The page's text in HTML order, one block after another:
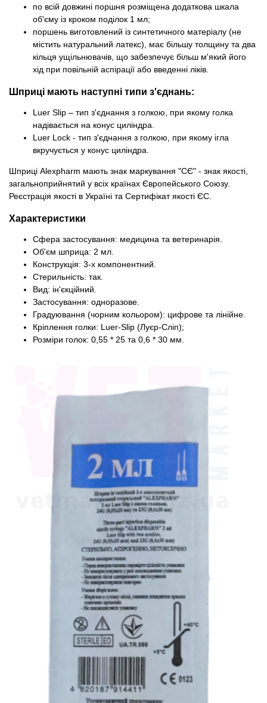
по всій довжині поршня розміщена додаткова шкала
об'єму із кроком поділок 1 мл;
поршень виготовлений із синтетичного матеріалу (не
містить натуральний латекс), має більшу толщину та два
кільця ущільнювачів, що забезпечує більш м'який його
хід при повільній аспірації або введенні ліків.
Шприці мають наступні типи з'єднань:
Luer Slip – тип з'єднання з голкою, при якому голка
надівається на конус циліндра.
Luer Lock - тип з'єднання з голкою, при якому ігла
вкручується у конус циліндра.
Шприці Alexpharm мають знак маркування "СЄ" - знак якості,
загальноприйнятий у всіх країнах Європейського Союзу.
Реєстрація якості в Україні та Сертифікат якості ЄС.
Характеристики
Сфера застосування: медицина та ветеринарія.
Об'єм шприца: 2 мл.
Конструкція: 3-х компонентний.
Стерильність: так.
Вид: ін'єкційний.
Застосування: одноразове.
Градуювання (чорним кольором): цифрове та лінійне.
Кріплення голки: Luer-Slip (Луєр-Сліп);
Розміри голок: 0,55 * 25 та 0,6 * 30 мм.